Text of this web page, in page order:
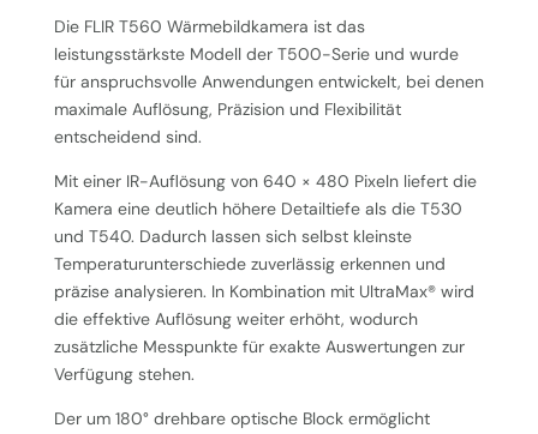
Die FLIR T560 Wärmebildkamera ist das
leistungsstärkste Modell der T500-Serie und wurde
für anspruchsvolle Anwendungen entwickelt, bei denen
maximale Auflösung, Präzision und Flexibilität
entscheidend sind.
Mit einer IR-Auflösung von 640 × 480 Pixeln liefert die
Kamera eine deutlich höhere Detailtiefe als die T530
und T540. Dadurch lassen sich selbst kleinste
Temperaturunterschiede zuverlässig erkennen und
präzise analysieren. In Kombination mit UltraMax® wird
die effektive Auflösung weiter erhöht, wodurch
zusätzliche Messpunkte für exakte Auswertungen zur
Verfügung stehen.
Der um 180° drehbare optische Block ermöglicht